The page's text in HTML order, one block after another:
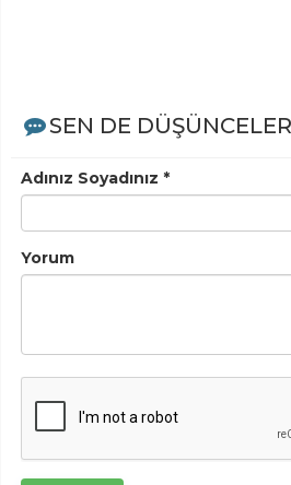
SEN DE
Adınız Soyadınız *
Yorum